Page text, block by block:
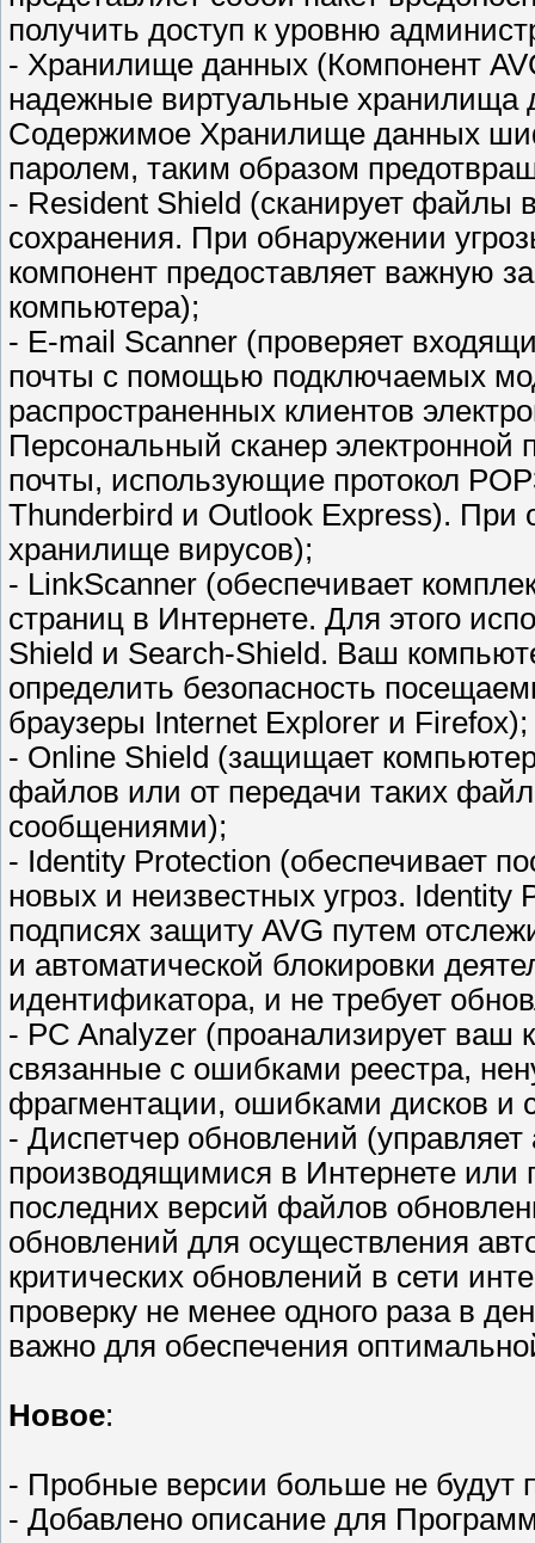
получить доступ к уровню
- Хранилище данных (Компонент
надежные виртуальные
Содержимое Хранилище данных
паролем, таким образом
- Resident Shield (сканирует файлы
сохранения. При обнаружении
компонент предоставляет важную
компьютера);
- E-mail Scanner (проверяет
почты с помощью подключаемых
распространенных клиентов
Персональный сканер
почты, использующие протокол
Thunderbird и Outlook Express). При
хранилище вирусов);
- LinkScanner (обеспечивает
страниц в Интернете. Для этого
Shield и Search-Shield. Ваш
определить безопасность
браузеры Internet Explorer и Firefox);
- Online Shield (защищает
файлов или от передачи таких
сообщениями);
- Identity Protection (обеспечивает
новых и неизвестных угроз. Identity
подписях защиту AVG путем
и автоматической блокировки
идентификатора, и не требует
- PC Analyzer (проанализирует
связанные с ошибками реестра,
фрагментации, ошибками дисков
- Диспетчер обновлений
производящимися в Интернете или
последних версий файлов
обновлений для осуществления
критических обновлений в сети
проверку не менее одного раза в
важно для обеспечения
Новое:
- Пробные версии больше не будут
- Добавлено описание для